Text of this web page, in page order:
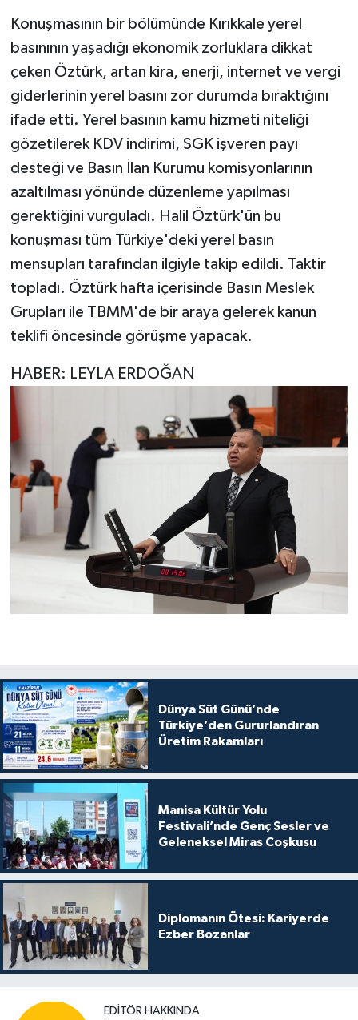
Konuşmasının bir bölümünde Kırıkkale yerel
basınının yaşadığı ekonomik zorluklara dikkat
çeken Öztürk, artan kira, enerji, internet ve vergi
giderlerinin yerel basını zor durumda bıraktığını
ifade etti. Yerel basının kamu hizmeti niteliği
gözetilerek KDV indirimi, SGK işveren payı
desteği ve Basın İlan Kurumu komisyonlarının
azaltılması yönünde düzenleme yapılması
gerektiğini vurguladı. Halil Öztürk'ün bu
konuşması tüm Türkiye'deki yerel basın
mensupları tarafından ilgiyle takip edildi. Taktir
topladı. Öztürk hafta içerisinde Basın Meslek
Grupları ile TBMM'de bir araya gelerek kanun
teklifi öncesinde görüşme yapacak.
HABER: LEYLA ERDOĞAN
Dünya Süt Günü’nde
Türkiye’den Gururlandıran
Üretim Rakamları
Manisa Kültür Yolu
Festivali’nde Genç Sesler ve
Geleneksel Miras Coşkusu
Diplomanın Ötesi: Kariyerde
Ezber Bozanlar
EDITÖR HAKKINDA